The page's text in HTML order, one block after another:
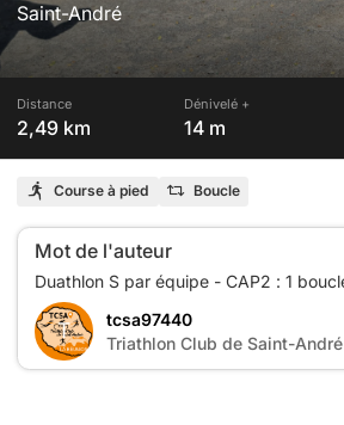
Saint-André
Distance
2,49 km
Dénivelé +
14 m
Course à pied Boucle
Mot de l'auteur
T
tcsa97440
Triathlon Club de Saint-André